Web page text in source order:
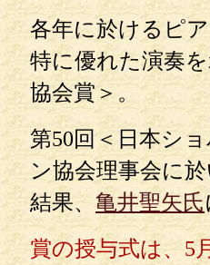
各年に於けるピ
特に優れた演奏
協会賞＞。
第50回＜日本シ
ン協会理事会に
結果、 亀井聖矢氏
賞の授与式は、5